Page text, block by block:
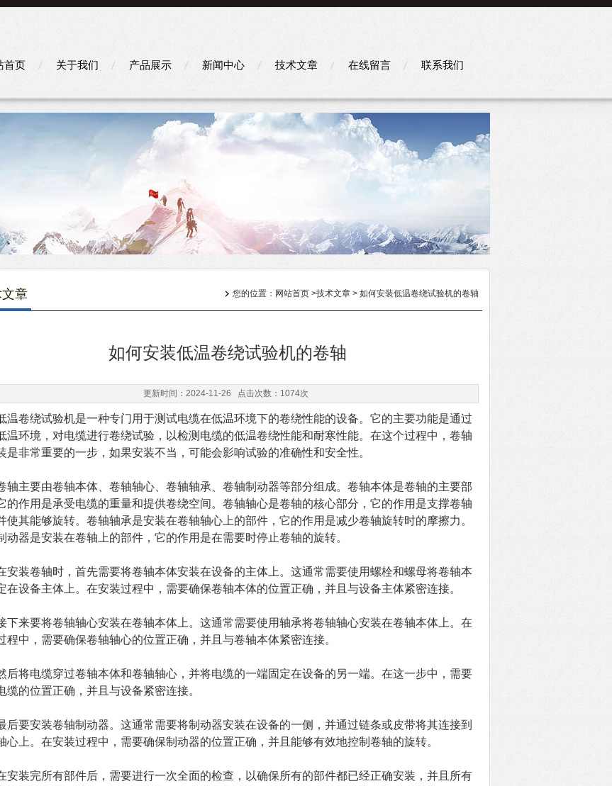
首页 关于我们 产品展示 新闻中心 技术文章 在线留言 联系我们
章 您的位置： 网站首页 >技术文章 > 如何安装低温卷绕试验机的卷轴
如何安装低温卷绕试验机的卷轴
更新时间：2024-11-26 点击次数：1074次
卷绕试验机是一种专门用于测试电缆在低温环境下的卷绕性能的设备。它的主要功能是通过
温环境，对电缆进行卷绕试验，以检测电缆的低温卷绕性能和耐寒性能。在这个过程中，卷轴
是非常重要的一步，如果安装不当，可能会影响试验的准确性和安全性。
主要由卷轴本体、卷轴轴心、卷轴轴承、卷轴制动器等部分组成。卷轴本体是卷轴的主要部
的作用是承受电缆的重量和提供卷绕空间。卷轴轴心是卷轴的核心部分，它的作用是支撑卷轴
使其能够旋转。卷轴轴承是安装在卷轴轴心上的部件，它的作用是减少卷轴旋转时的摩擦力。
动器是安装在卷轴上的部件，它的作用是在需要时停止卷轴的旋转。
装卷轴时，首先需要将卷轴本体安装在设备的主体上。这通常需要使用螺栓和螺母将卷轴本
在设备主体上。在安装过程中，需要确保卷轴本体的位置正确，并且与设备主体紧密连接。
来要将卷轴轴心安装在卷轴本体上。这通常需要使用轴承将卷轴轴心安装在卷轴本体上。在
程中，需要确保卷轴轴心的位置正确，并且与卷轴本体紧密连接。
将电缆穿过卷轴本体和卷轴轴心，并将电缆的一端固定在设备的另一端。在这一步中，需要
缆的位置正确，并且与设备紧密连接。
要安装卷轴制动器。这通常需要将制动器安装在设备的一侧，并通过链条或皮带将其连接到
心上。在安装过程中，需要确保制动器的位置正确，并且能够有效地控制卷轴的旋转。
装完所有部件后，需要进行一次全面的检查，以确保所有的部件都已经正确安装，并且所有